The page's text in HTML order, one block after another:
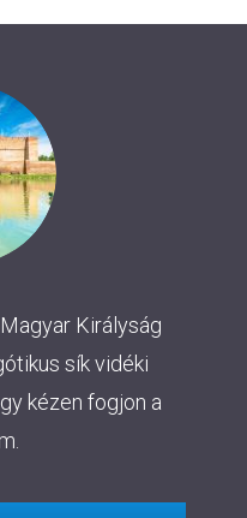
Királyság
sík vidéki
kézen fogjon a